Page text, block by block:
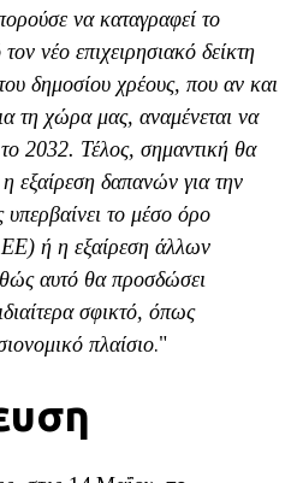
να καταγραφεί το
νέο επιχειρησιακό δείκτη
δημοσίου χρέους, που αν και
τη χώρα μας, αναμένεται να
2032. Τέλος, σημαντική θα
εξαίρεση δαπανών για την
το μέσο όρο
ή η εξαίρεση άλλων
αυτό θα προσδώσει
σφικτό, όπως
πλαίσιο."